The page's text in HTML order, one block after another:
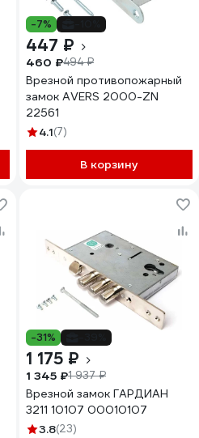
-7%
447 ₽
460 ₽494 ₽
Врезной противопожарный
замок AVERS 2000-ZN
22561
4.1(7)
В корзину
-31%
1 175 ₽
1 345 ₽1 937 ₽
Врезной замок ГАРДИАН
3211 10107 00010107
3.8(23)